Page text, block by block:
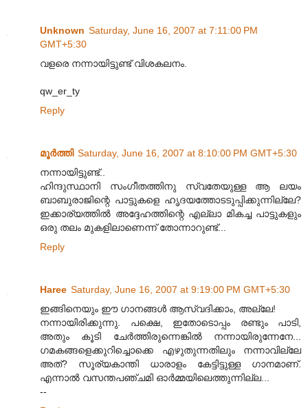
Unknown Saturday, June 16, 2007 at 7:11:00 PM
GMT+5:30
വളരെ നന്നായിട്ടുണ്ട് വിശകലനം.
qw_er_ty
Reply
മൂര്‍ത്തി Saturday, June 16, 2007 at 8:10:00 PM GMT+5:30
നന്നായിട്ടുണ്ട്..
ഹിന്ദുസ്ഥാനി സംഗീതത്തിനു സ്വതേയുള്ള ആ ലയം
ബാബുരാജിന്റെ പാട്ടുകളെ ഹൃദയത്തോടടുപ്പിക്കുന്നില്ലേ?
ഇക്കാര്യത്തില്‍ അദ്ദേഹത്തിന്റെ എല്ലാ മികച്ച പാട്ടുകളും
ഒരു തലം മുകളിലാണെന്ന് തോന്നാറുണ്ട്...
Reply
Haree Saturday, June 16, 2007 at 9:19:00 PM GMT+5:30
ഇങ്ങിനെയും ഈ ഗാനങ്ങള്‍ ആസ്വദിക്കാം, അല്ലേ!
നന്നായിരിക്കുന്നു. പക്ഷെ, ഇതോടൊപ്പം രണ്ടും പാടി,
അതും കൂടി ചേര്‍ത്തിരുന്നെങ്കില്‍ നന്നായിരുന്നേനേ...
ഗമകങ്ങളെക്കുറിച്ചൊക്കെ എഴുതുന്നതിലും നന്നാവില്ലേ
അത്? സൂര്യകാന്തി ധാരാളം കേട്ടിട്ടുള്ള ഗാനമാണ്.
എന്നാല്‍ വസന്തപഞ്ചമി ഓര്‍മ്മയിലെത്തുന്നില്ല...
--